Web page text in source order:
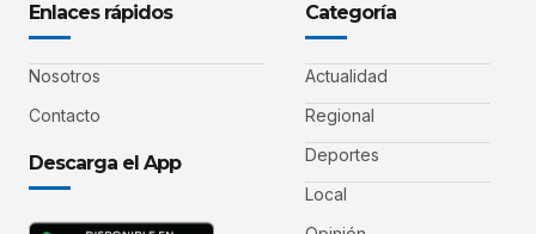
Enlaces rápidos
Nosotros
Contacto
Descarga el App
Categoría
Actualidad
Regional
Deportes
Local